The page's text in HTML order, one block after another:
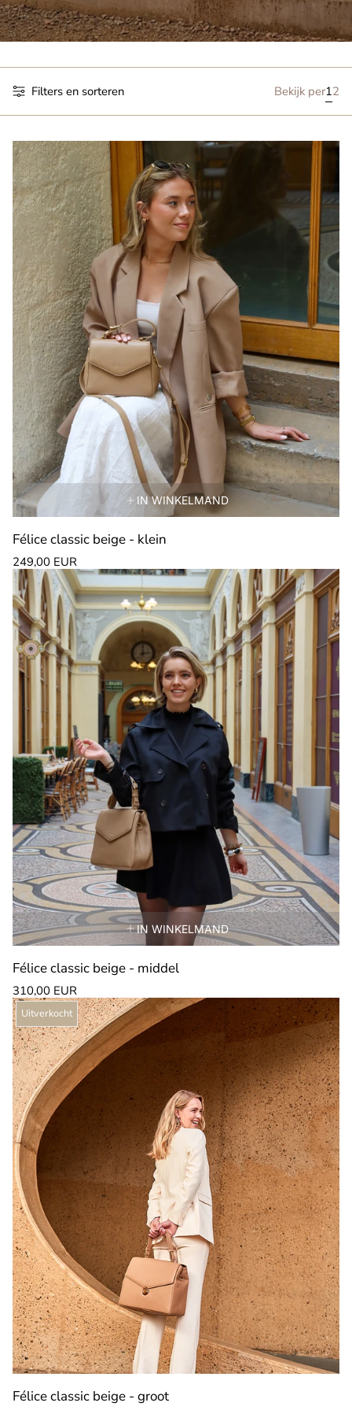
Filters en sorteren Bekijk per12
IN WINKELMAND
Félice classic beige - klein
Normale
prijs
249,00 EUR
IN WINKELMAND
Félice classic beige - middel
Normale
prijs
310,00 EUR
Productlabel:
Uitverkocht
Félice classic beige - groot